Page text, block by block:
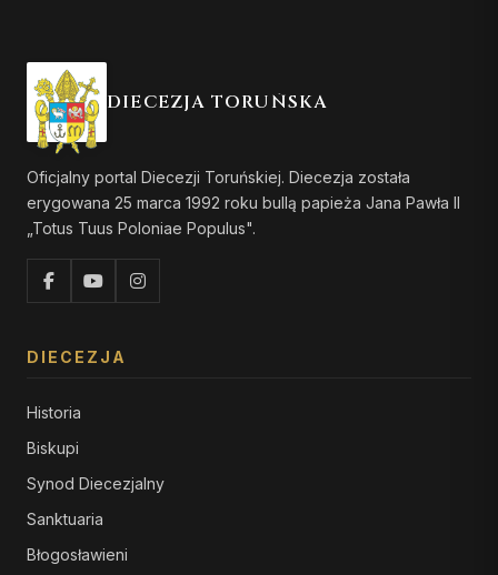
DIECEZJA TORUŃSKA
Oficjalny portal Diecezji Toruńskiej. Diecezja została
erygowana 25 marca 1992 roku bullą papieża Jana Pawła II
„Totus Tuus Poloniae Populus".
DIECEZJA
Historia
Biskupi
Synod Diecezjalny
Sanktuaria
Błogosławieni